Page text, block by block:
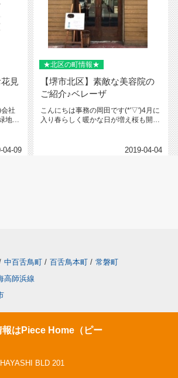
見
社
地で
04-09
★北区の町情報★
【堺市北区】素敵な美容院の
ご紹介♪ベレーザ
こんにちは事務の岡田です(*'▽')4月に
入り春らしく暖かな日が増え桜も開花
2019-04-04
中百舌鳥町 / 百舌鳥本町 / 常磐町
高師浜線
はPiece Home（ピー
BLD 201